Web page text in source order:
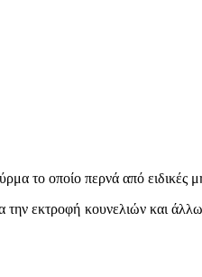
το οποίο περνά από ειδικές
την εκτροφή κουνελιών και